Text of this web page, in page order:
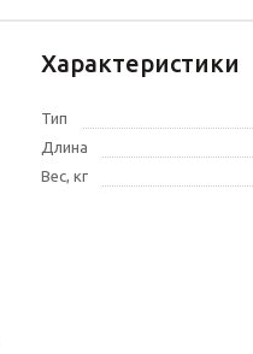
Характеристики
Тип
Длина
Вес, кг